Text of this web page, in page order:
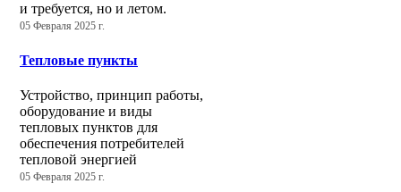
и требуется, но и летом.
05 Февраля 2025 г.
Тепловые пункты
Устройство, принцип работы,
оборудование и виды
тепловых пунктов для
обеспечения потребителей
тепловой энергией
05 Февраля 2025 г.